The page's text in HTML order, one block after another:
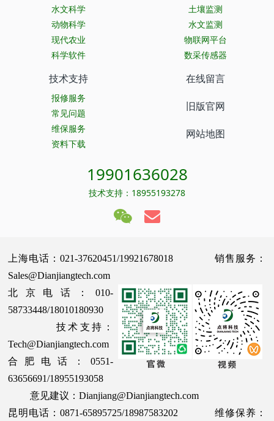
水文科学
动物科学
现代农业
科学软件
土壤监测
水文监测
物联网平台
数采传感器
技术支持
报修服务
常见问题
维保服务
资料下载
在线留言
旧版官网
网站地图
19901636028
技术支持：18955193278
上海电话：021-37620451/19921678018 销售服务：
Sales@Dianjiangtech.com
北京电话：010-
58733448/18010180930
技术支持：
Tech@Dianjiangtech.com
合肥电话：0551-
63656691/18955193058
意见建议：Dianjiang@Dianjiangtech.com
昆明电话：0871-65895725/18987583202 维修保养：